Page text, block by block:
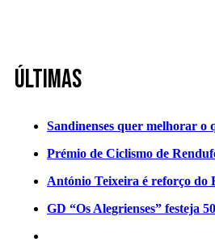
Últimas
Sandinenses quer melhorar
Prémio de Ciclismo de
António Teixeira é reforço do
GD “Os Alegrienses” festeja